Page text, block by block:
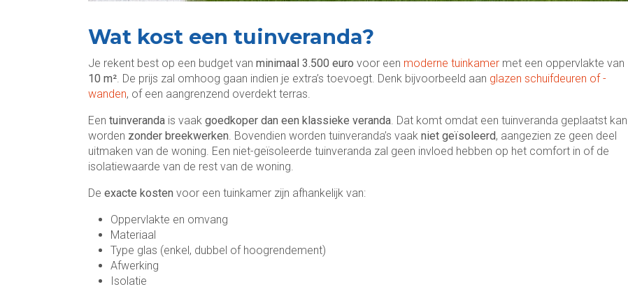
Wat kost een tuinveranda?
Je rekent best op een budget van minimaal 3.500 euro voor een moderne tuinkamer met een oppervlakte van
10 m². De prijs zal omhoog gaan indien je extra’s toevoegt. Denk bijvoorbeeld aan glazen schuifdeuren of -
wanden, of een aangrenzend overdekt terras.
Een tuinveranda is vaak goedkoper dan een klassieke veranda. Dat komt omdat een tuinveranda geplaatst kan
worden zonder breekwerken. Bovendien worden tuinveranda’s vaak niet geïsoleerd, aangezien ze geen deel
uitmaken van de woning. Een niet-geïsoleerde tuinveranda zal geen invloed hebben op het comfort in of de
isolatiewaarde van de rest van de woning.
De exacte kosten voor een tuinkamer zijn afhankelijk van:
Oppervlakte en omvang
Materiaal
Type glas (enkel, dubbel of hoogrendement)
Afwerking
Isolatie